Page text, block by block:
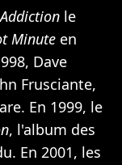
Addiction le
Minute en
Dave
Frusciante,
En 1999, le
, l'album des
En 2001, les